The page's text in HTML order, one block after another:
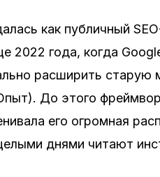
как публичный
2022 года, когда
расширить старую
До этого
его огромная
днями читают